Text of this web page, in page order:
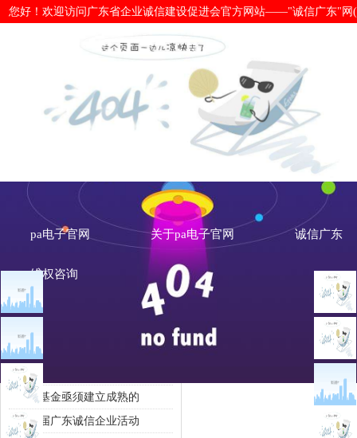
您好！欢迎访问广东省企业诚信建设促进会官方网站——"诚信广东"网
广州市公路工程公司-pa电子官网
pa电子官网 关于pa电子官网 诚信广东
维权咨询
文章点击排行
重大突发公共卫生事件一
2020广东省守合同重信用企
私募基金亟须建立成熟的
第五届广东诚信企业活动
诚信粤企